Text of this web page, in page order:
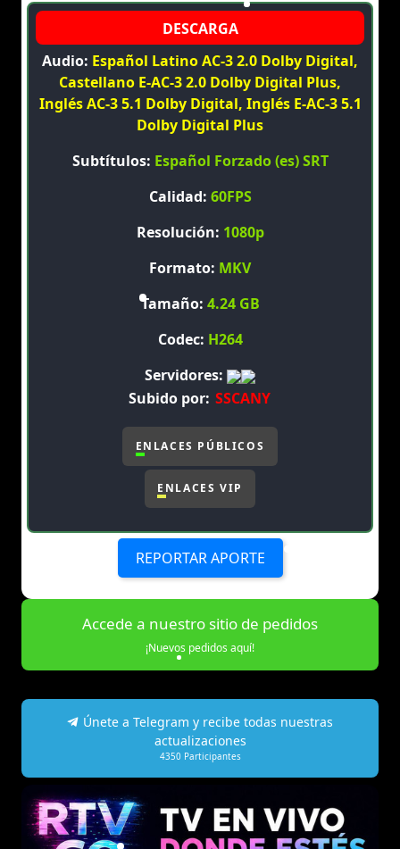
Audio: Español Latino AC-3 2.0 Dolby Digital,
Castellano E-AC-3 2.0 Dolby Digital Plus,
Inglés AC-3 5.1 Dolby Digital, Inglés E-AC-3 5.1
Dolby Digital Plus
Subtítulos: Español Forzado (es) SRT
Calidad: 60FPS
Resolución: 1080p
Formato: MKV
Tamaño: 4.24 GB
Codec: H264
Servidores:
Subido por: SSCANY
ENLACES PÚBLICOS
ENLACES VIP
REPORTAR APORTE
Accede a nuestro sitio de pedidos
¡Nuevos pedidos aquí!
Únete a Telegram y recibe todas nuestras
actualizaciones
4350 Participantes